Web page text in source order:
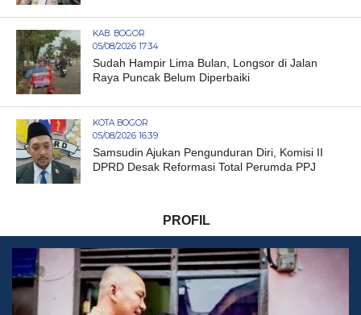
KAB. BOGOR
05/08/2026 17:34
Sudah Hampir Lima Bulan, Longsor di Jalan
Raya Puncak Belum Diperbaiki
KOTA BOGOR
05/08/2026 16:39
Samsudin Ajukan Pengunduran Diri, Komisi II
DPRD Desak Reformasi Total Perumda PPJ
PROFIL